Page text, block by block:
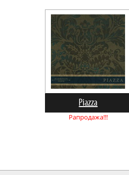
Piazza
Рапродажа!!!